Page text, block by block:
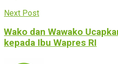
Next Post
Wako dan Wawako
kepada Ibu Wapres RI